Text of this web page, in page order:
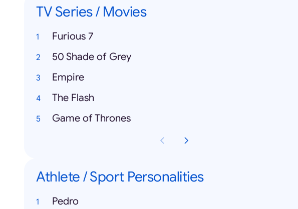
TV Series / Movies
Furious 7
50 Shade of Grey
Empire
The Flash
Game of Thrones
Athlete / Sport Personalities
Pedro